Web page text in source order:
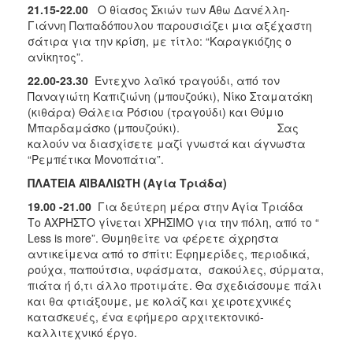
21.15-22.00 Ο θίασος Σκιών των Άθω Δανέλλη-
Γιάννη Παπαδόπουλου παρουσιάζει μια αξέχαστη
σάτιρα για την κρίση, με τίτλο: “Καραγκιόζης ο
ανίκητος”.
22.00-23.30 Έντεχνο λαϊκό τραγούδι, από τον
Παναγιώτη Καπιζιώνη (μπουζούκι), Νίκο Σταματάκη
(κιθάρα) Θάλεια Ρόσιου (τραγούδι) και Θύμιο
Μπαρδαμάσκο (μπουζούκι). Σας
καλούν να διασχίσετε μαζί γνωστά και άγνωστα
“Ρεμπέτικα Μονοπάτια”.
ΠΛΑΤΕΙΑ ΑΪΒΑΛΙΩΤΗ (Αγία Τριάδα)
19.00 -21.00 Για δεύτερη μέρα στην Αγία Τριάδα
Το ΑΧΡΗΣΤΟ γίνεται ΧΡΗΣΙΜΟ για την πόλη, από το “
Less is more”. Θυμηθείτε να φέρετε άχρηστα
αντικείμενα από το σπίτι: Εφημερίδες, περιοδικά,
ρούχα, παπούτσια, υφάσματα, σακούλες, σύρματα,
πιάτα ή ό,τι άλλο προτιμάτε. Θα σχεδιάσουμε πάλι
και θα φτιάξουμε, με κολάζ και χειροτεχνικές
κατασκευές, ένα εφήμερο αρχιτεκτονικό-
καλλιτεχνικό έργο.